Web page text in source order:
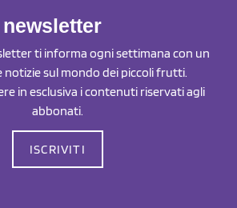
ti informa ogni settimana con un
notizie sul mondo dei piccoli frutti.
in esclusiva i contenuti riservati agli
abbonati.
ISCRIVITI